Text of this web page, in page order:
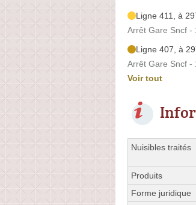
Ligne 411, à
Arrêt Gare Sncf -
Ligne 407, à
Arrêt Gare Sncf -
Voir tout
Nuisibles traités
Produits
Forme juridique